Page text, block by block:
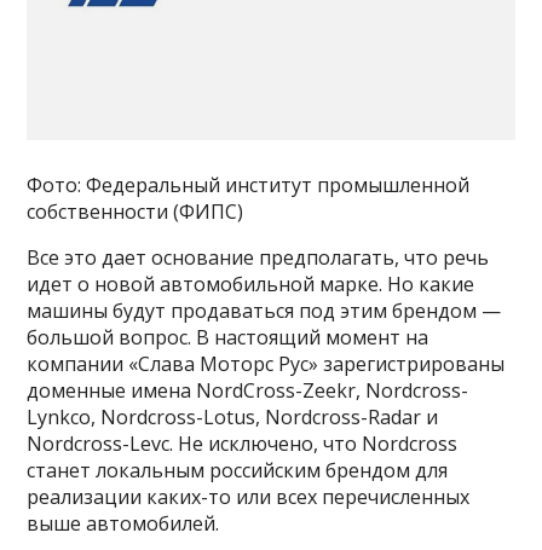
Фото: Федеральный институт промышленной
собственности (ФИПС)
Все это дает основание предполагать, что речь
идет о новой автомобильной марке. Но какие
машины будут продаваться под этим брендом —
большой вопрос. В настоящий момент на
компании «Слава Моторс Рус» зарегистрированы
доменные имена NordCross-Zeekr, Nordcross-
Lynkco, Nordcross-Lotus, Nordcross-Radar и
Nordcross-Levc. Не исключено, что Nordcross
станет локальным российским брендом для
реализации каких-то или всех перечисленных
выше автомобилей.